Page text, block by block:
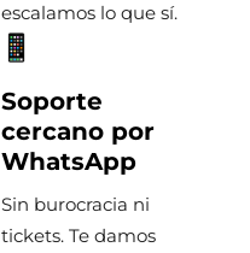
escalamos lo que sí.
Soporte
cercano por
WhatsApp
Sin burocracia ni
tickets. Te damos